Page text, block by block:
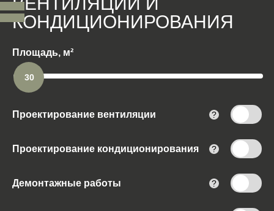
КОНДИЦИОНИРОВАНИЯ
Площадь, м²
30
Проектирование вентиляции ?
Проектирование кондиционирования ?
Демонтажные работы ?